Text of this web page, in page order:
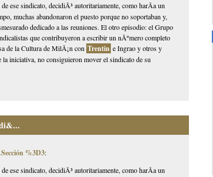
ese sindicato, decidiÃ³ autoritariamente, como harÃ­a un
muchas abandonaron el puesto porque no soportaban y,
dedicado a las reuniones. El otro episodio: el Grupo
que contribuyeron a escribir un nÃºmero completo
de la Cultura de MilÃ¡n con Trentin e Ingrao y otros y
la iniciativa, no consiguieron mover el sindicato de su
%3D3:
ese sindicato, decidiÃ³ autoritariamente, como harÃ­a un